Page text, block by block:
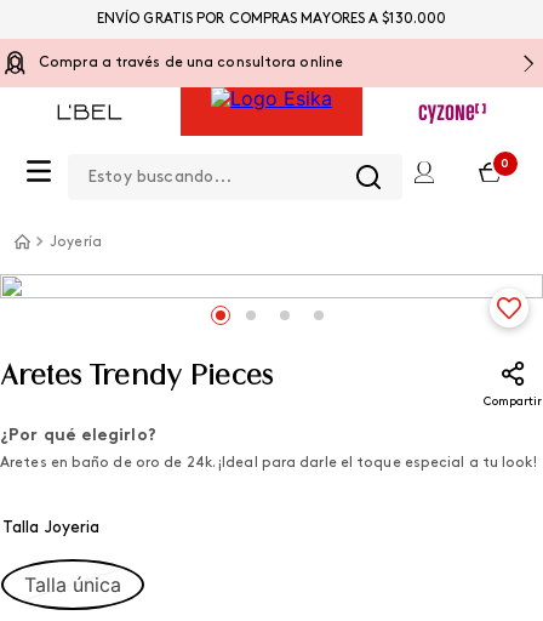
Compra a través de una consultora online
0
ENVÍO GRATIS POR COMPRAS MAYORES A $130.000
Joyería
Aretes Trendy Pieces
Compartir
¿Por qué elegirlo?
Aretes en baño de oro de 24k. ¡Ideal para darle el toque especial a tu look!
Talla Joyeria
Talla única